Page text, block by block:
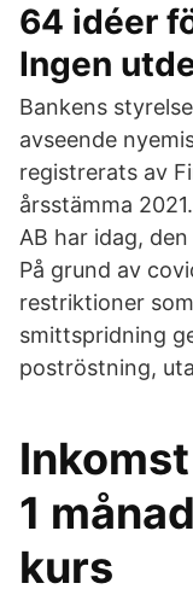
64 idéer
Ingen
Bankens
avseende
registrerats av
årsstämma
AB har idag,
På grund av
restriktioner
smittspridning
poströstning,
1
kurs